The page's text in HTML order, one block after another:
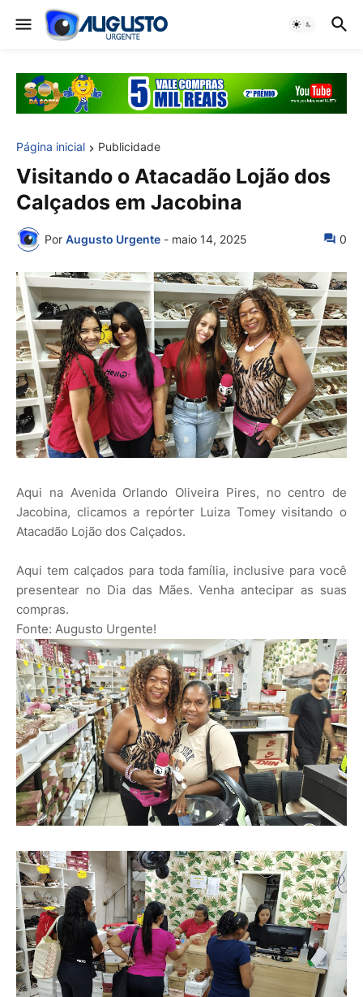
Página inicial Publicidade
Visitando o Atacadão Lojão dos
Calçados em Jacobina
Por Augusto Urgente - maio 14, 2025 0
Aqui na Avenida Orlando Oliveira Pires, no centro de
Jacobina, clicamos a repórter Luiza Tomey visitando o
Atacadão Lojão dos Calçados.
Aqui tem calçados para toda família, inclusive para você
presentear no Dia das Mães. Venha antecipar as suas
compras.
Fonte: Augusto Urgente!